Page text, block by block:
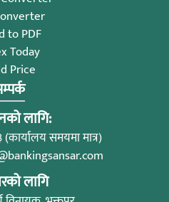
to PDF
Today
Price
लागि:
समयमा मात्र)
लागि